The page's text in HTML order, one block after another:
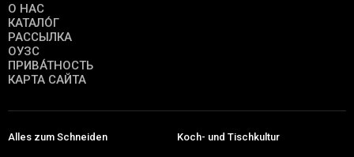
О НАС
КАТАЛО́Г
РАССЫЛКА
ОУЗС
ПРИВА́ТНОСТЬ
КАРТА САЙТА
Alles zum Schneiden Koch- und Tischkultur